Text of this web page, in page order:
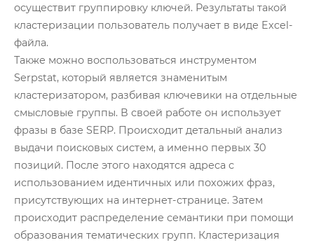
осуществит группировку ключей. Результаты такой
кластеризации пользователь получает в виде Excel-
файла.
Также можно воспользоваться инструментом
Serpstat, который является знаменитым
кластеризатором, разбивая ключевики на отдельные
смысловые группы. В своей работе он использует
фразы в базе SERP. Происходит детальный анализ
выдачи поисковых систем, а именно первых 30
позиций. После этого находятся адреса с
использованием идентичных или похожих фраз,
присутствующих на интернет-странице. Затем
происходит распределение семантики при помощи
образования тематических групп. Кластеризация